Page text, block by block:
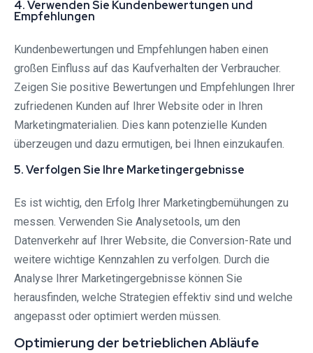
4. Verwenden Sie Kundenbewertungen und
Empfehlungen
Kundenbewertungen und Empfehlungen haben einen
großen Einfluss auf das Kaufverhalten der Verbraucher.
Zeigen Sie positive Bewertungen und Empfehlungen Ihrer
zufriedenen Kunden auf Ihrer Website oder in Ihren
Marketingmaterialien. Dies kann potenzielle Kunden
überzeugen und dazu ermutigen, bei Ihnen einzukaufen.
5. Verfolgen Sie Ihre Marketingergebnisse
Es ist wichtig, den Erfolg Ihrer Marketingbemühungen zu
messen. Verwenden Sie Analysetools, um den
Datenverkehr auf Ihrer Website, die Conversion-Rate und
weitere wichtige Kennzahlen zu verfolgen. Durch die
Analyse Ihrer Marketingergebnisse können Sie
herausfinden, welche Strategien effektiv sind und welche
angepasst oder optimiert werden müssen.
Optimierung der betrieblichen Abläufe